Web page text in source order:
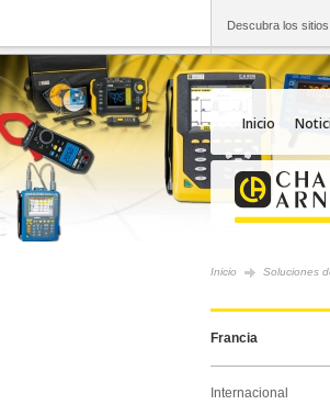
Descubra los
Grupo
Chauvin Arnoux
Inicio
Inicio Soluciones
Francia
Internacional